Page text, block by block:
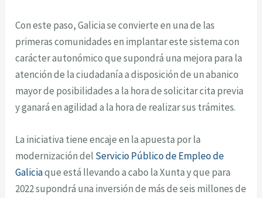
Con este paso, Galicia se convierte en una de las
primeras comunidades en implantar este sistema con
carácter autonómico que supondrá una mejora para la
atención de la ciudadanía a disposición de un abanico
mayor de posibilidades a la hora de solicitar cita previa
y ganará en agilidad a la hora de realizar sus trámites.
La iniciativa tiene encaje en la apuesta por la
modernización del Servicio Público de Empleo de
Galiciaque está llevando a cabo la Xunta y que para
2022 supondrá una inversión de más de seis millones de